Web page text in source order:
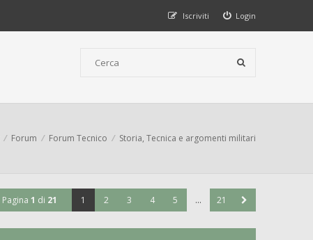
Login
Iscriviti
Forum Forum Tecnico Storia, Tecnica e argomenti militari
Pagina 1 di 21 1 2 3 4 5 … 21